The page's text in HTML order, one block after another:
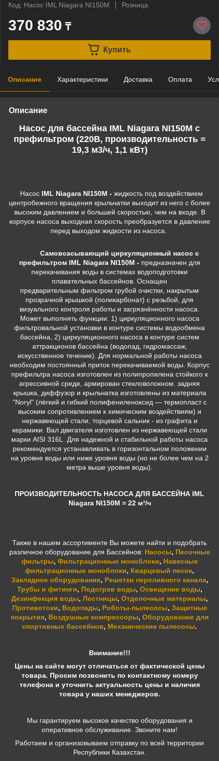
Код: Насос IML Niagara NI150M
Розница
370 830 ₸
Купить
Описание Характеристики Доставка Оплата
Описание
Насос для бассейна IML Niagara NI150M c
префильтром (220В, производительность =
19,3 м3/ч, 1,1 кВт)
Насос IML Niagara NI150M - жидкость под воздействием
центробежного вращения крыльчатки выходит из него с более
высоким давлением и большей скоростью, чем на входе. В
корпусе насоса выходная скорость преобразуется в давление
перед выходом жидкости из насоса.
Самовсасывающий циркуляционный насосс
префильтром IML Niagara NI150M - предназначен для
перекачивания воды в системах водоподготовки
плавательных бассейнов. Оснащен
предварительным фильтром грубой очистки, накрытым
прозрачной крышкой (поликарбонат) с резьбой, для
визуального контроля работы и загрязнённости насоса.
Может выполнять функции: 1) циркуляционного насоса
фильтровальной установки в контуре системы водообмена
бассейна, 2) циркуляционного насоса в контуре систем
аттракционов бассейна (водопад, гидромассаж,
искусственное течение). Для нормальной работы насоса
необходим постоянный приток перекачиваемой воды. Корпус
префильтра насоса изготовлен из полипропилена стойкого к
агрессивной среде, армирован стекловолокном. задняя
крышка, диффузор и крыльчатка изготовлены из материала
"Noryl" (лёгкий и гибкий полифениленоксид — термопласт с
высоким сопротивлением к химическим воздействиям) и
нержавеющей стали, торцевой сальник - из графита и
керамики. Вал двигателя изготовлен из нержавеющей стали
марки AISI 316L. Для надежной и стабильной работы насоса
рекомендуется устанавливать в горизонтальном положении
на уровне воды или ниже уровня воды (но не более чем на 2
метра выше уровня воды).
ПРОИЗВОДИТЕЛЬНОСТЬ НАСОСА ДЛЯ БАССЕЙНА IML
Niagara NI150M = 22 м³/ч
Также в нашем ассортименте Вы можете найти и подобрать
различное оборудование для Бассейнов: Насосы, Песочные
фильтры, Фильтрационные моноблоки, Навесные
фильтрационные моноблоки, Кварцевый песок,
Закладное оборудование, Решетки переливного канала,
Трубы и фитинги, Подогрев воды, Освещение воды,
Дезинфекция воды, Лестницы, Отделочные материалы,
Противотоки, Водопады, Роботы-пылесосы, Защитные
покрытия, Воздушные компрессоры, Оборудование для
спортивных бассейнов, Механические пылесосы.
Внимание!!!
Цены на сайте могут отличаться от фактической цены
товара. Просим позвонить по контактному номеру
телефона и уточнить актуальность цены и наличия
товара у наших менеджеров.
Мы гарантируем высокое качество оборудования и
оперативное обслуживание. Звоните нам!
Работаем и организовываем отправку по всей территории
Республики Казахстан.